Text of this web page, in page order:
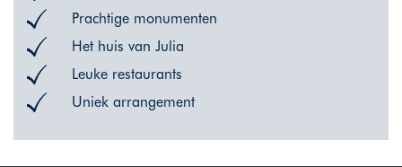
Prachtige monumenten
Het huis van Julia
Leuke restaurants
Uniek arrangement